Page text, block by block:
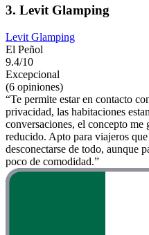
3. Levit Glamping
Levit Glamping
El Peñol
9.4/10
Excepcional
(6 opiniones)
“Te permite estar en contacto
privacidad, las habitaciones
conversaciones, el concepto me
reducido. Apto para viajeros
desconectarse de todo, aunque
poco de comodidad.”